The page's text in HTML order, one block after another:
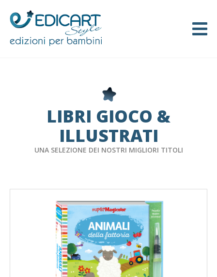
LIBRI GIOCO &
ILLUSTRATI
UNA SELEZIONE DEI NOSTRI MIGLIORI TITOLI